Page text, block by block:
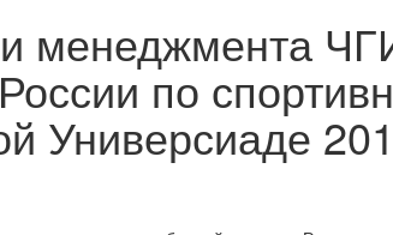
менеджмента
по
Универсиаде